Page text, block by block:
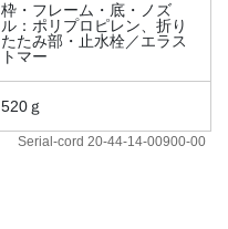
枠・フレーム・底・ノズ
ル：ポリプロピレン、折り
たたみ部・止水栓／エラス
トマー
520ｇ
Serial-cord 20-44-14-00900-00